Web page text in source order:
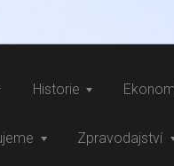
Historie
Zpravodajství